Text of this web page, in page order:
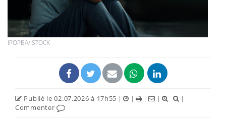
IPOPBA/ISTOCK
Publié le 02.07.2026 à 17h55 | | | |
|
Commenter